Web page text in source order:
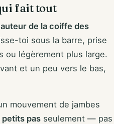
fait tout
de la coiffe des
toi sous la barre, prise
ou légèrement plus large.
et un peu vers le bas,
mouvement de jambes
petits pas seulement — pas